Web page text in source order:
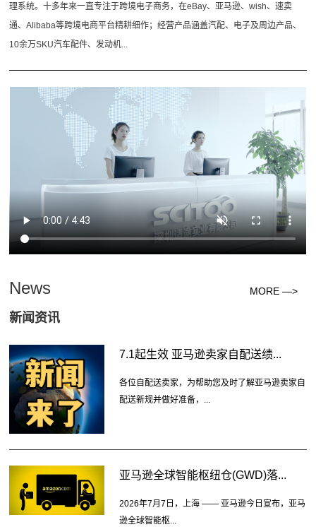
理系统。十多年来一直专注于跨境电子商务，在eBay、亚马逊、wish、速卖
通、Alibaba等跨境电商平台精耕细作；经营产品涵盖汽配、电子及周边产品、
10余万SKU汽车配件、发动机...
News
新闻资讯
MORE —>
7.1起生效 亚马逊卖家自配送绩...
各位自配送卖家，为帮助您及时了解亚马逊卖家自
配送新规并做好准备，...
亚马逊全球智能枢纽仓(GWD)落...
2026年7月7日，上海 —— 亚马逊今日宣布，亚马
逊全球智能枢...